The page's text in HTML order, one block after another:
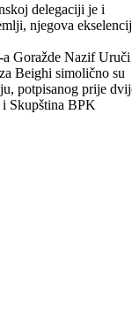
Azerbejdžana,
u trodnevnoj je
Goražde. Uz
delegaciji je i
njegova
Goražde Nazif
Beighi simolično su